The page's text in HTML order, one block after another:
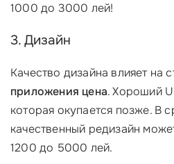
1000 до 3000 лей!
3. Дизайн
Качество дизайна влияет на
приложения цена. Хороший
которая окупается позже. В
качественный редизайн
1200 до 5000 лей.